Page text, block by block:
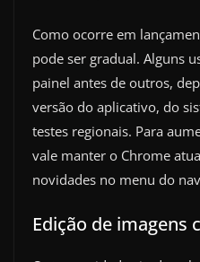
Como ocorre em
pode ser gradual. Alguns
painel antes de outros,
versão do aplicativo, do
testes regionais. Para
vale manter o Chrome
novidades no menu do
Edição de imagens